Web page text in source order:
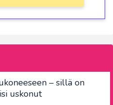
– sillä on
uskonut